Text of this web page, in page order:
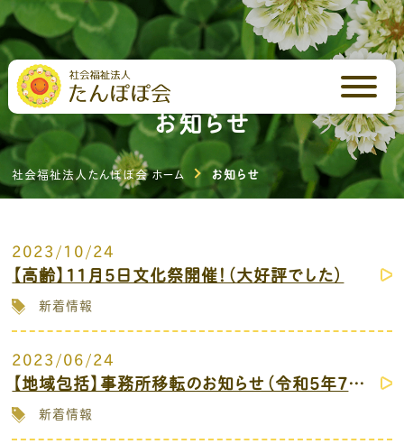
お知らせ
社会福祉法人たんぽぽ会 ホーム お知らせ
2023/10/24
【高齢】11月5日文化祭開催！（大好評でした）
新着情報
2023/06/24
【地域包括】事務所移転のお知らせ（令和5年7月4日（火）より）
新着情報